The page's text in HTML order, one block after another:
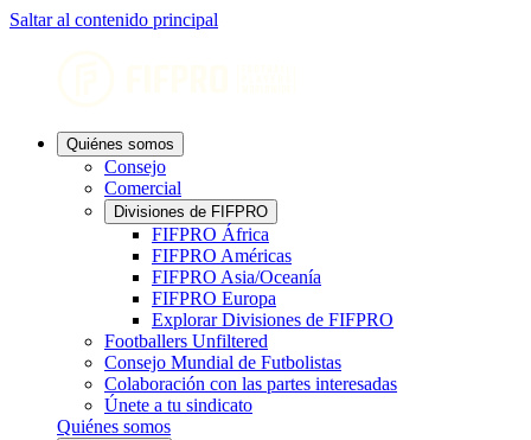
Saltar al contenido principal
Quiénes somos
Consejo
Comercial
Divisiones de FIFPRO
FIFPRO África
FIFPRO Américas
FIFPRO Asia/Oceanía
FIFPRO Europa
Explorar Divisiones de FIFPRO
Footballers Unfiltered
Consejo Mundial de Futbolistas
Colaboración con las partes interesadas
Únete a tu sindicato
Quiénes somos